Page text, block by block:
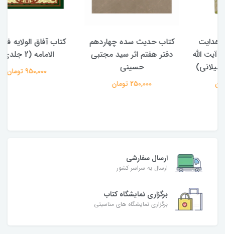
کتاب حدیث سده چهاردهم
دفتر هفتم اثر سید مجتبی
کتاب آفاق الولایه فی فقه
ارسال سفارشی
ارسال به سراسر کشور
برگزاری نمایشگاه کتاب
برگزاری نمایشگاه های مناسبتی